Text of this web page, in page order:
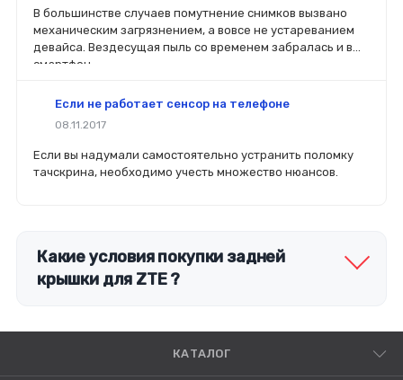
легче сориентироваться в разъемах, элементах
крепления, электрических параметрах и прочих
характеристиках.
В большинстве случаев помутнение снимков вызвано
механическим загрязнением, а вовсе не устареванием
девайса. Вездесущая пыль со временем забралась и в
смартфон.
Если не работает сенсор на телефоне
08.11.2017
Если вы надумали самостоятельно устранить поломку
тачскрина, необходимо учесть множество нюансов.
Какие условия покупки задней
крышки для ZTE ?
КАТАЛОГ